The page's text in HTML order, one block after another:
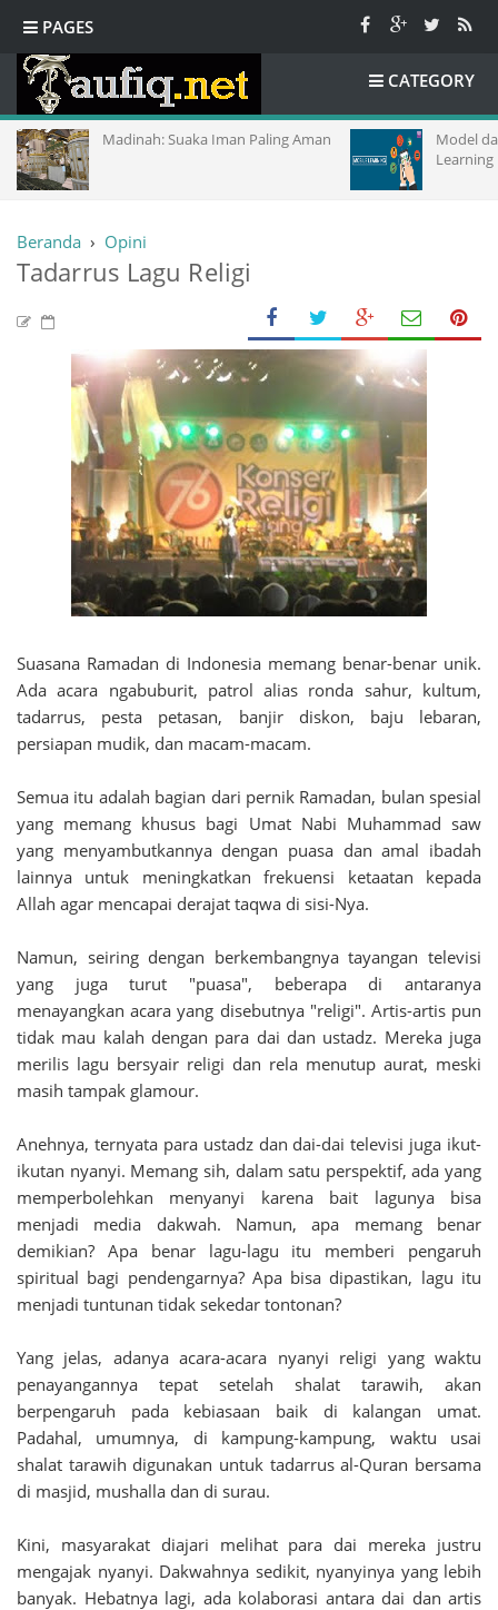
PAGES
CATEGORY
Madinah: Suaka Iman Paling Aman
Model dan
Learning
Beranda › Opini
Tadarrus Lagu Religi
Suasana Ramadan di Indonesia memang benar-benar unik.
Ada acara ngabuburit, patrol alias ronda sahur, kultum,
tadarrus, pesta petasan, banjir diskon, baju lebaran,
persiapan mudik, dan macam-macam.
Semua itu adalah bagian dari pernik Ramadan, bulan spesial
yang memang khusus bagi Umat Nabi Muhammad saw
yang menyambutkannya dengan puasa dan amal ibadah
lainnya untuk meningkatkan frekuensi ketaatan kepada
Allah agar mencapai derajat taqwa di sisi-Nya.
Namun, seiring dengan berkembangnya tayangan televisi
yang juga turut "puasa", beberapa di antaranya
menayangkan acara yang disebutnya "religi". Artis-artis pun
tidak mau kalah dengan para dai dan ustadz. Mereka juga
merilis lagu bersyair religi dan rela menutup aurat, meski
masih tampak glamour.
Anehnya, ternyata para ustadz dan dai-dai televisi juga ikut-
ikutan nyanyi. Memang sih, dalam satu perspektif, ada yang
memperbolehkan menyanyi karena bait lagunya bisa
menjadi media dakwah. Namun, apa memang benar
demikian? Apa benar lagu-lagu itu memberi pengaruh
spiritual bagi pendengarnya? Apa bisa dipastikan, lagu itu
menjadi tuntunan tidak sekedar tontonan?
Yang jelas, adanya acara-acara nyanyi religi yang waktu
penayangannya tepat setelah shalat tarawih, akan
berpengaruh pada kebiasaan baik di kalangan umat.
Padahal, umumnya, di kampung-kampung, waktu usai
shalat tarawih digunakan untuk tadarrus al-Quran bersama
di masjid, mushalla dan di surau.
Kini, masyarakat diajari melihat para dai mereka justru
mengajak nyanyi. Dakwahnya sedikit, nyanyinya yang lebih
banyak. Hebatnya lagi, ada kolaborasi antara dai dan artis